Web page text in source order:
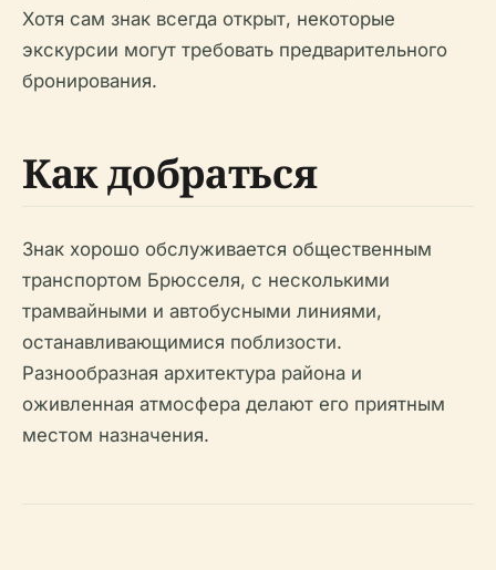
Хотя сам знак всегда открыт, некоторые
экскурсии могут требовать предварительного
бронирования.
Как добраться
Знак хорошо обслуживается общественным
транспортом Брюсселя, с несколькими
трамвайными и автобусными линиями,
останавливающимися поблизости.
Разнообразная архитектура района и
оживленная атмосфера делают его приятным
местом назначения.